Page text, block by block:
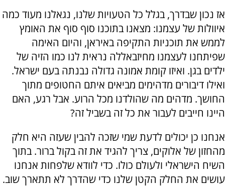
אז נכון שבדרך, בגלל כל הטעויות שלנו, נגאלנו מעוד כמה
איוולות של עצמנו: מצאנו בתוכנו סוף סוף את האומץ
לממש את תוכניות התקיפה באיראן, והיום האימה
שפיתחנו לעצמנו מחיזבאללה נראית לנו כמו הזיה של
ילדים בגן. ואיזו קומת אמונה גדולה נבנתה בעם ישראל.
ואילו דיבורים מדהימים מביאים איתם החטופים מתוך
החושך. מדהים מה שהולדנו מכל הרוע. אבל רגע, האם
היינו חייבים לעבור את כל זה בשביל זה?
אנחנו כן יכולים לדעת שמי שזכה להבין שעזה היא חלק
מהחזון של אלוקים, צריך להגיד את זה בקול ברור. בתוך
השיח הישראלי ולעולם כולו. כדי לוודא שלפחות אנחנו
עושים את החלק הקטן שלנו כדי שהדרך לא תתארך שוב.